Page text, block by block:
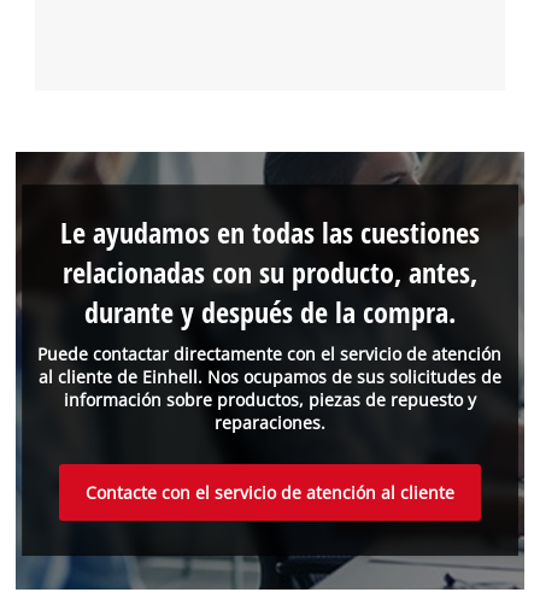
Puede contactar directamente con el servicio de atención
al cliente de Einhell. Nos ocupamos de sus solicitudes de
información sobre productos, piezas de repuesto y
reparaciones.
Le ayudamos en todas las cuestiones
relacionadas con su producto, antes,
durante y después de la compra.
Contacte con el servicio de atención al cliente